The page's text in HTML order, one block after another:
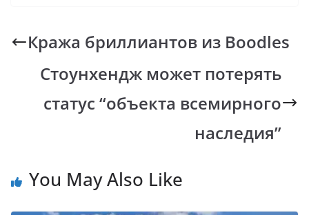
b
o
o
k
s
A
p
p
y
Li
n
k
gr
a
m
Кража бриллиантов из Boodles
Стоунхендж может потерять
статус “объекта всемирного
наследия”
You May Also Like